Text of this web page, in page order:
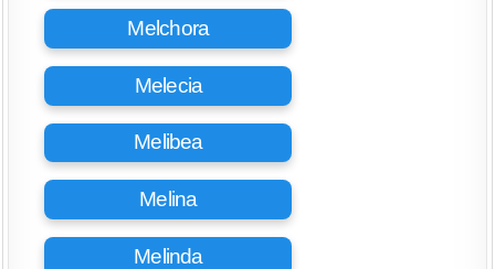
Melchora
Melecia
Melibea
Melina
Melinda